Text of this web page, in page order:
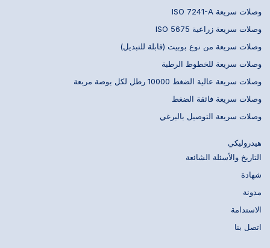
وصلات سريعة ISO 7241-A
وصلات سريعة زراعية ISO 5675
وصلات سريعة من نوع بوبيت (قابلة للتبديل)
وصلات سريعة للخطوط الرطبة
وصلات سريعة عالية الضغط 10000 رطل لكل بوصة مربعة
وصلات سريعة فائقة الضغط
وصلات سريعة التوصيل بالبرغي
هيدروليكي
التاريخ والأسئلة الشائعة
شهادة
مدونة
الاستدامة
اتصل بنا